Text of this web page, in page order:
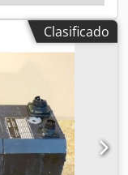
Clasificado